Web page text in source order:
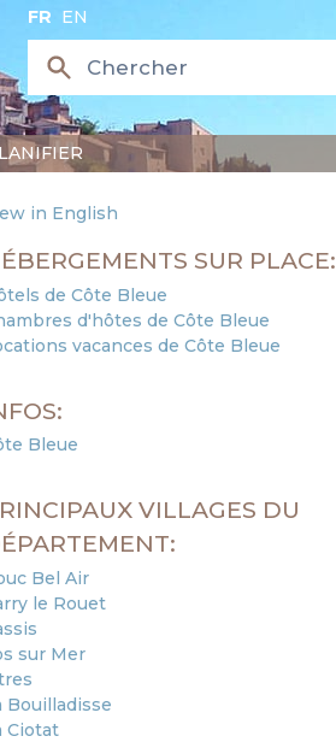
FR EN
in English
SUR PLACE:
de Côte Bleue
d'hôtes de Côte Bleue
vacances de Côte Bleue
Bleue
VILLAGES DU
Bel Air
le Rouet
sur Mer
Bouilladisse
Ciotat